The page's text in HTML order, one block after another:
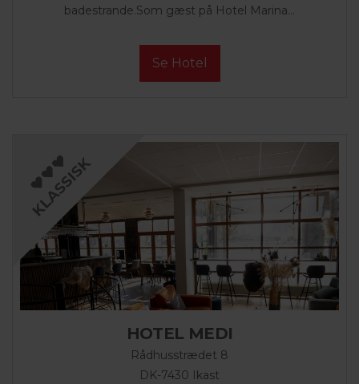
badestrande.Som gæst på Hotel Marina...
Se Hotel
HOTEL MEDI
Rådhusstrædet 8
DK-7430 Ikast